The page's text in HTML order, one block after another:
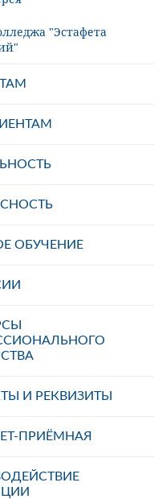
"Эстафета
ОБУЧЕНИЕ
И РЕКВИЗИТЫ
ПРИЁМНАЯ